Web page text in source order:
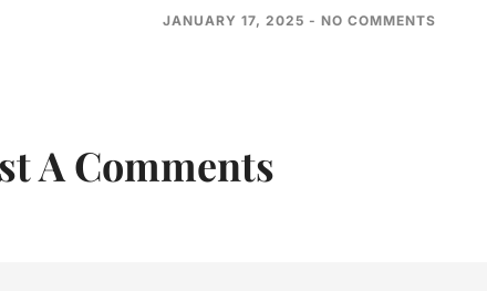
JANUARY 17, 2025 NO COMMENTS
A Comments